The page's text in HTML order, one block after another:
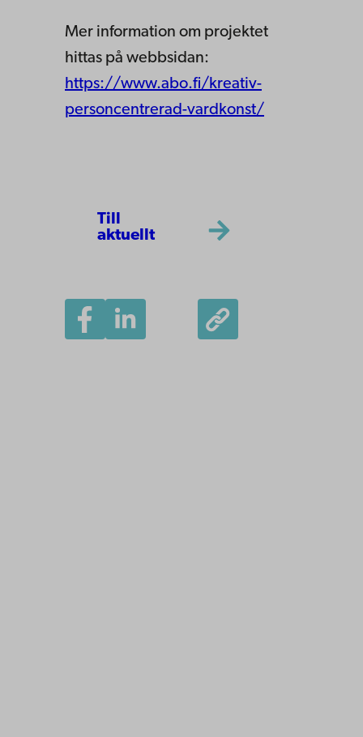
Mer information om projektet
hittas på webbsidan:
https://www.abo.fi/kreativ-
personcentrerad-vardkonst/
Till
aktuellt